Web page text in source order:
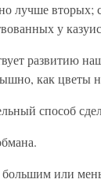
вторых;
у
развитию
как цветы
способ
большим или